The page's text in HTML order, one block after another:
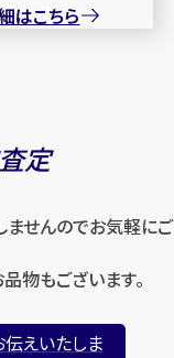
はこちら
定
せんのでお気軽にご
物もございます。
えいたしま